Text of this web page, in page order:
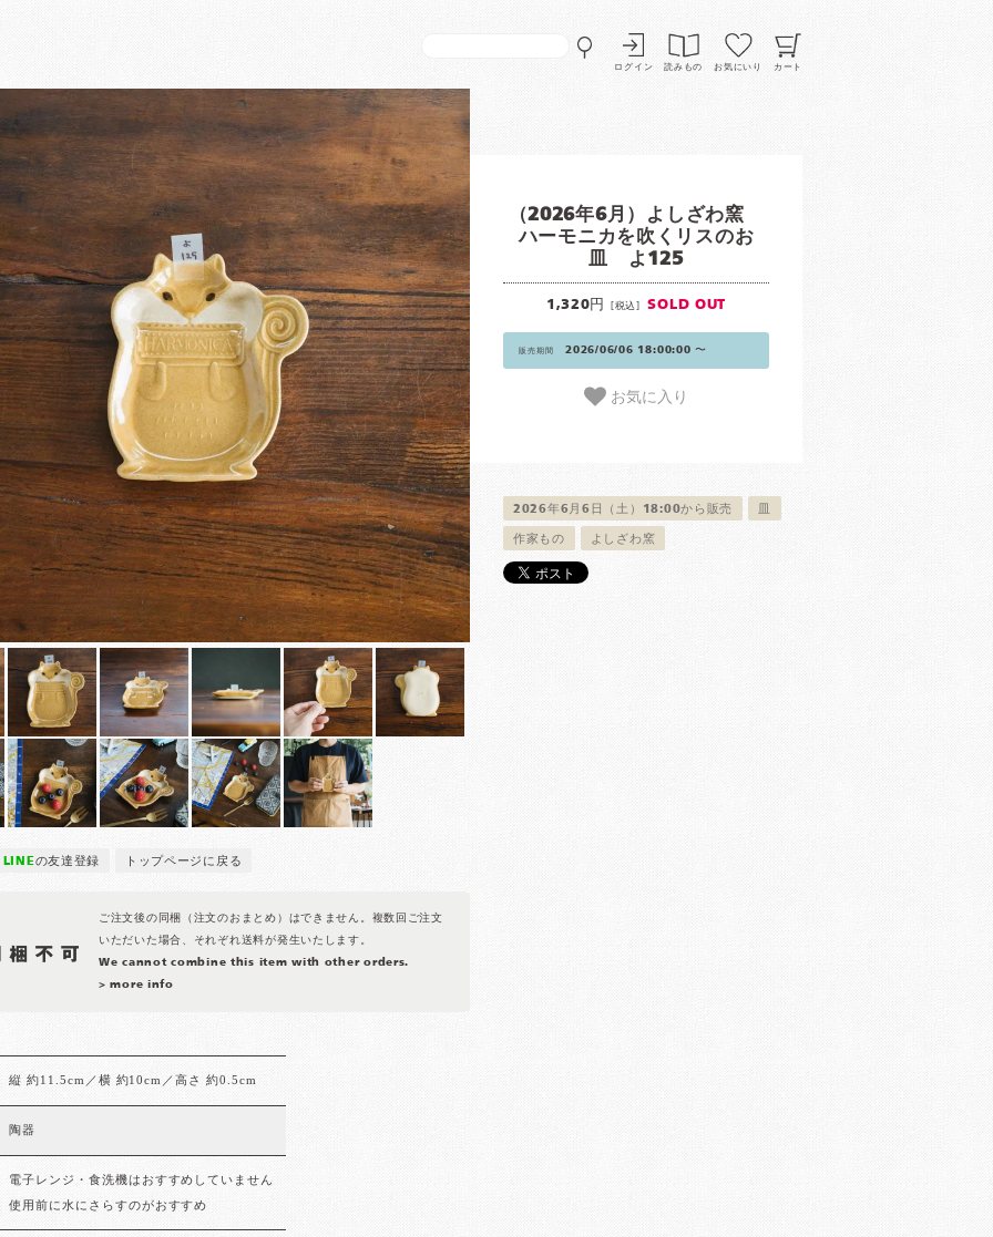
ログイン 読みもの お気にいり カート
LINEの友達登録 トップページに戻る
ご注文後の同梱（注文のおまとめ）はできません。複数回ご注文
いただいた場合、それぞれ送料が発生いたします。
We cannot combine this item with other orders.
> more info
（2026年6月）よしざわ窯
ハーモニカを吹くリスのお
皿 よ125
1,320円 [税込] SOLD OUT
販売期間 2026/06/06 18:00:00 〜
お気に入り
2026年6月6日（土）18:00から販売
作家もの よしざわ窯
縦 約11.5cm／横 約10cm／高さ 約0.5cm
陶器
電子レンジ・食洗機はおすすめしていません
使用前に水にさらすのがおすすめ